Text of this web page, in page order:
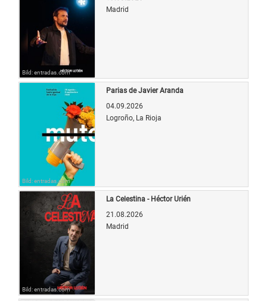
Bild: entradas.com
Madrid
Bild: entradas.com
Parias de Javier Aranda
04.09.2026
Logroño, La Rioja
Bild: entradas.com
La Celestina - Héctor Urién
21.08.2026
Madrid